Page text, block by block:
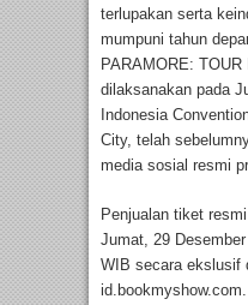
terlupakan serta
mumpuni tahun
PARAMORE:
dilaksanakan pada
Indonesia
City, telah
media sosial resmi
Penjualan tiket
Jumat, 29
WIB secara ekslusif